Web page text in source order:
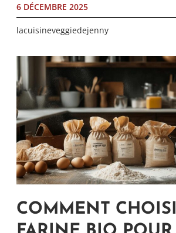
6 DÉCEMBRE 2025
lacuisineveggiedejenny
COMMENT